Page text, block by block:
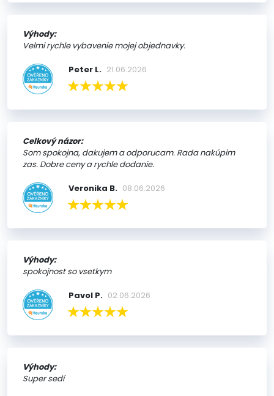
Výhody:
Velmi rychle vybavenie mojej objednavky.
Peter L. 21.06.2026
Celkový názor:
Som spokojna, dakujem a odporucam. Rada nakúpim
zas. Dobre ceny a rychle dodanie.
Veronika B. 08.06.2026
Výhody:
spokojnost so vsetkym
Pavol P. 02.06.2026
Výhody:
Super sedí